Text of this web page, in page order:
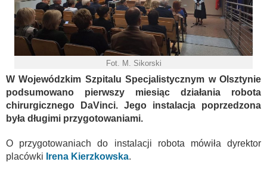
Fot. M. Sikorski
W Wojewódzkim Szpitalu Specjalistycznym w Olsztynie
podsumowano pierwszy miesiąc działania robota
chirurgicznego DaVinci. Jego instalacja poprzedzona
była długimi przygotowaniami.
O przygotowaniach do instalacji robota mówiła dyrektor
placówki Irena Kierzkowska.